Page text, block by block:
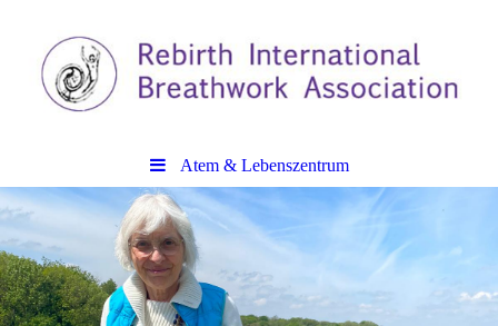
Atem & Lebenszentrum